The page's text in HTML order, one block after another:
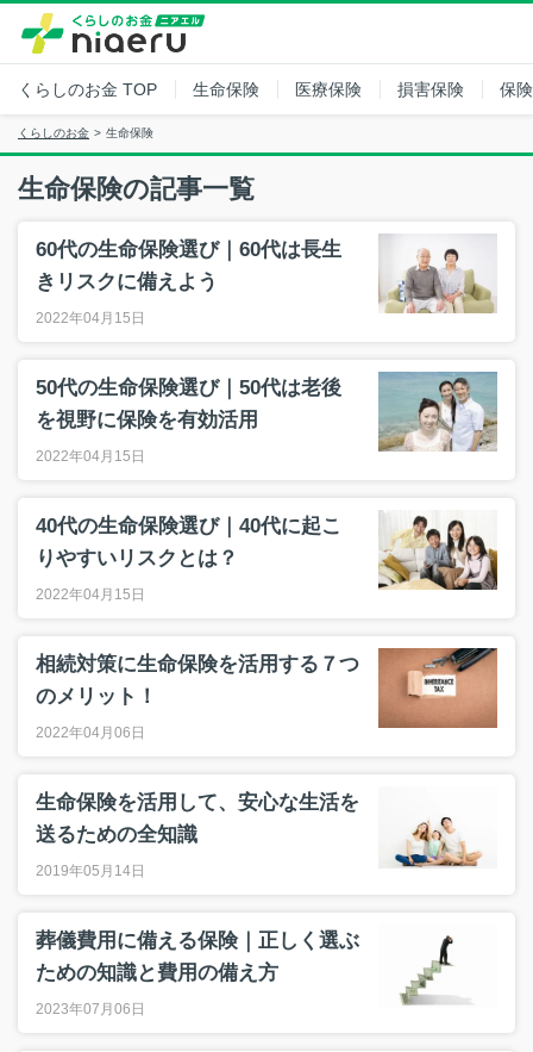
くらしのお金 TOP 生命保険 医療保険 損害保険 保
くらしのお金 生命保険
生命保険の記事一覧
60代の生命保険選び｜60代は長生
きリスクに備えよう
2022年04月15日
50代の生命保険選び｜50代は老後
を視野に保険を有効活用
2022年04月15日
40代の生命保険選び｜40代に起こ
りやすいリスクとは？
2022年04月15日
相続対策に生命保険を活用する７つ
のメリット！
2022年04月06日
生命保険を活用して、安心な生活を
送るための全知識
2019年05月14日
葬儀費用に備える保険｜正しく選ぶ
ための知識と費用の備え方
2023年07月06日